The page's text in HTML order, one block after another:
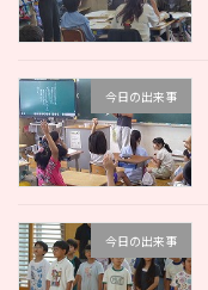
今日の出来事
今日の出来事